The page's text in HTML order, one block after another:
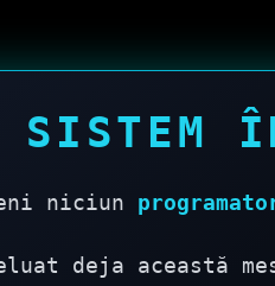
SISTEM
niciun
deja această